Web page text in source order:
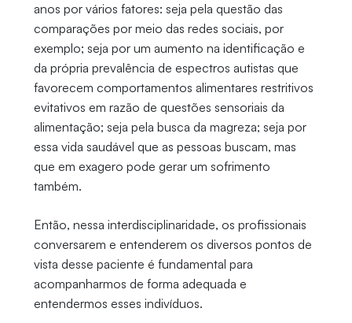
anos por vários fatores: seja pela questão das
comparações por meio das redes sociais, por
exemplo; seja por um aumento na identificação e
da própria prevalência de espectros autistas que
favorecem comportamentos alimentares restritivos
evitativos em razão de questões sensoriais da
alimentação; seja pela busca da magreza; seja por
essa vida saudável que as pessoas buscam, mas
que em exagero pode gerar um sofrimento
também.
Então, nessa interdisciplinaridade, os profissionais
conversarem e entenderem os diversos pontos de
vista desse paciente é fundamental para
acompanharmos de forma adequada e
entendermos esses indivíduos.